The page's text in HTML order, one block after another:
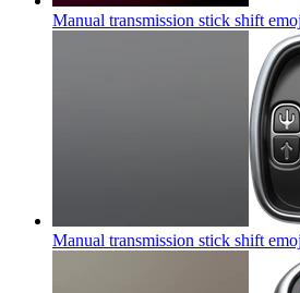
Manual transmission stick shift
Manual transmission stick shift